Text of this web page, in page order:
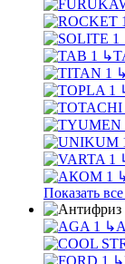
↳
↳
Показать
↳
↳